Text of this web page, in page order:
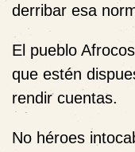
derribar esa
El pueblo
que estén
rendir cuentas.
No héroes